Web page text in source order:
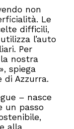
non
Le
difficili,
l’auto
Per
nostra
spiega
di Azzurra.
– nasce
un passo